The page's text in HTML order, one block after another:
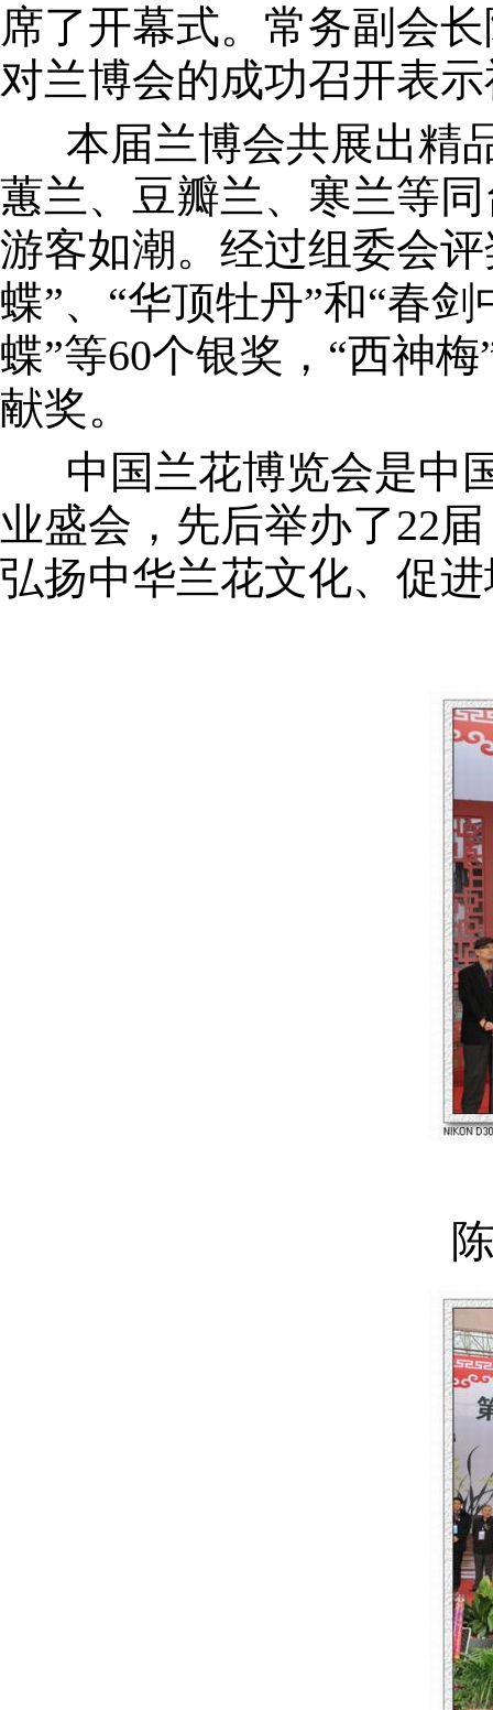
席了开幕式。常务副会
对兰博会的成功召开表
本届兰博会共展出精
蕙兰、豆瓣兰、寒兰等
游客如潮。经过组委会
蝶”、“华顶牡丹”和“春
蝶”等60个银奖，“西神
献奖。
中国兰花博览会是中
业盛会，先后举办了22
弘扬中华兰花文化、促